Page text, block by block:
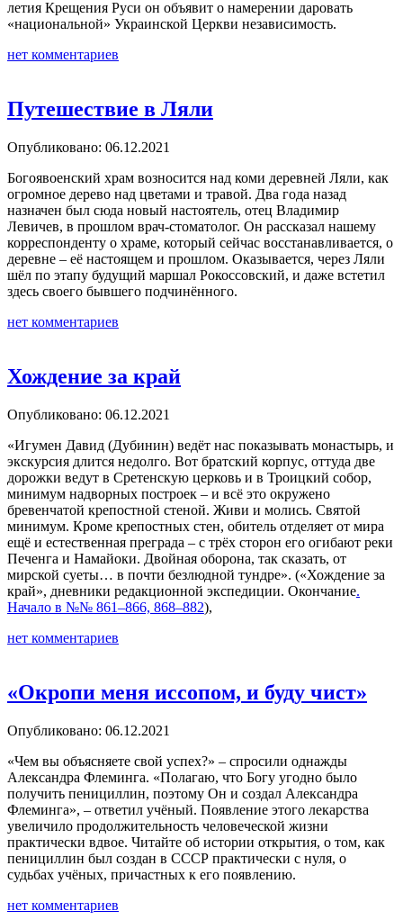
летия Крещения Руси он объявит о намерении даровать
«национальной» Украинской Церкви независимость.
нет комментариев
Путешествие в Ляли
Опубликовано: 06.12.2021
Богоявоенский храм возносится над коми деревней Ляли, как
огромное дерево над цветами и травой. Два года назад
назначен был сюда новый настоятель, отец Владимир
Левичев, в прошлом врач-стоматолог. Он рассказал нашему
корреспонденту о храме, который сейчас восстанавливается, о
деревне – её настоящем и прошлом. Оказывается, через Ляли
шёл по этапу будущий маршал Рокоссовский, и даже встетил
здесь своего бывшего подчинённого.
нет комментариев
Хождение за край
Опубликовано: 06.12.2021
«Игумен Давид (Дубинин) ведёт нас показывать монастырь, и
экскурсия длится недолго. Вот братский корпус, оттуда две
дорожки ведут в Сретенскую церковь и в Троицкий собор,
минимум надворных построек – и всё это окружено
бревенчатой крепостной стеной. Живи и молись. Святой
минимум. Кроме крепостных стен, обитель отделяет от мира
ещё и естественная преграда – с трёх сторон его огибают реки
Печенга и Намайоки. Двойная оборона, так сказать, от
мирской суеты… в почти безлюдной тундре». («Хождение за
край», дневники редакционной экспедиции. Окончание.
Начало в №№ 861–866, 868–882),
нет комментариев
«Окропи меня иссопом, и буду чист»
Опубликовано: 06.12.2021
«Чем вы объясняете свой успех?» – спросили однажды
Александра Флеминга. «Полагаю, что Богу угодно было
получить пенициллин, поэтому Он и создал Александра
Флеминга», – ответил учёный. Появление этого лекарства
увеличило продолжительность человеческой жизни
практически вдвое. Читайте об истории открытия, о том, как
пенициллин был создан в СССР практически с нуля, о
судьбах учёных, причастных к его появлению.
нет комментариев